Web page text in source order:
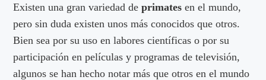
Existen una gran variedad deprimates en el mundo,
pero sin duda existen unos más conocidos que otros.
Bien sea por su uso en labores científicas o por su
participación en películas y programas de televisión,
algunos se han hecho notar más que otros en el mundo